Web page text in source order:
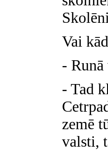
Vai
-
- Tad
zemē
valsti,